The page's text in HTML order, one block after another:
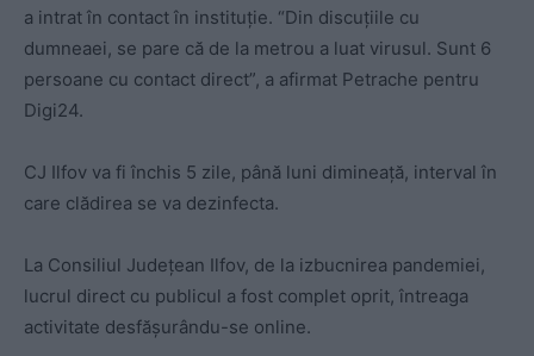
a intrat în contact în instituție. “Din discuțiile cu
dumneaei, se pare că de la metrou a luat virusul. Sunt 6
persoane cu contact direct”, a afirmat Petrache pentru
Digi24.
CJ Ilfov va fi închis 5 zile, până luni dimineață, interval în
care clădirea se va dezinfecta.
La Consiliul Județean Ilfov, de la izbucnirea pandemiei,
lucrul direct cu publicul a fost complet oprit, întreaga
activitate desfășurându-se online.